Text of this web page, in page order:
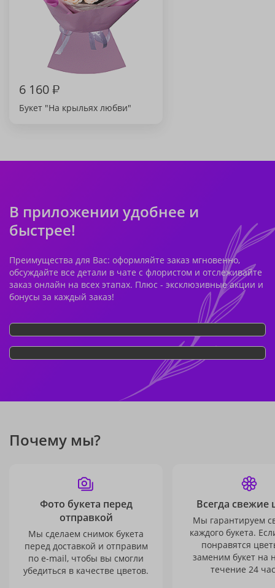
6 160₽
Букет "На крыльях любви"
В приложении удобнее и
быстрее!
Преимущества для Вас: оформляйте заказ мгновенно,
обсуждайте все детали в чате с флористом и отслеживайте
заказ онлайн на всех этапах. Плюс - эксклюзивные акции и
бонусы за каждый заказ!
Почему мы?
Фото букета перед
отправкой
Мы сделаем снимок букета
перед доставкой и отправим
по e-mail, чтобы вы смогли
убедиться в качестве цветов.
Всегда свежие
Мы гарантируем
каждого букета.
понравятся
заменим букет на
течение 24